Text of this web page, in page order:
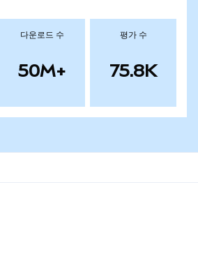
다운로드 수
50M+
평가 수
75.8K